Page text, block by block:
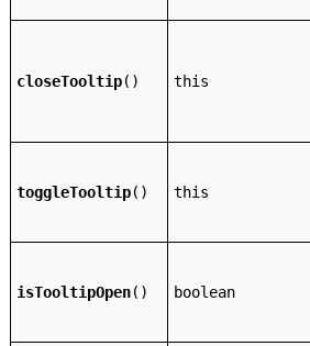
closeTooltip() this
toggleTooltip() this
isTooltipOpen() boolean